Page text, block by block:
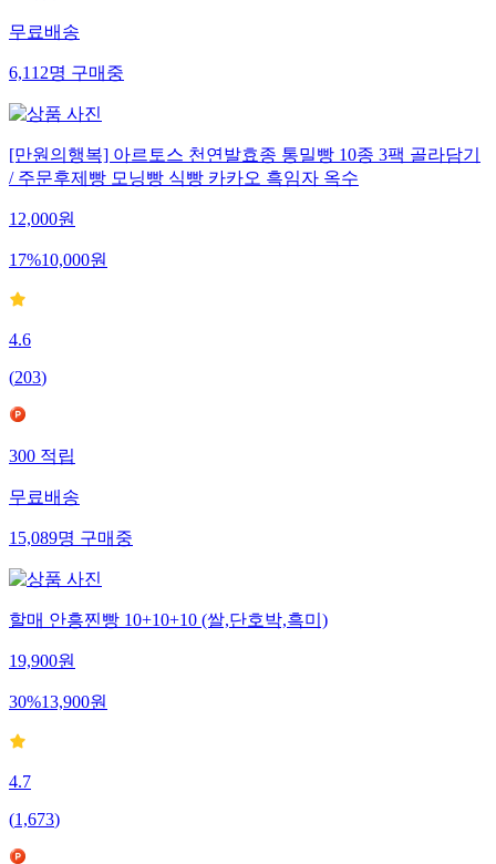
무료배송
6,112명 구매중
[만원의행복] 아르토스 천연발효종 통밀빵 10종 3팩 골라담기
/ 주문후제빵 모닝빵 식빵 카카오 흑임자 옥수
12,000원
17%10,000원
4.6
(203)
300 적립
무료배송
15,089명 구매중
할매 안흥찐빵 10+10+10 (쌀,단호박,흑미)
19,900원
30%13,900원
4.7
(1,673)